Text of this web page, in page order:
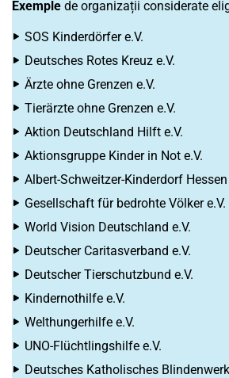
Exemple de organizații considerate
SOS Kinderdörfer e.V.
Deutsches Rotes Kreuz e.V.
Ärzte ohne Grenzen e.V.
Tierärzte ohne Grenzen e.V.
Aktion Deutschland Hilft e.V.
Aktionsgruppe Kinder in Not e.V.
Albert-Schweitzer-Kinderdorf Hessen
Gesellschaft für bedrohte Völker e.V.
World Vision Deutschland e.V.
Deutscher Caritasverband e.V.
Deutscher Tierschutzbund e.V.
Kindernothilfe e.V.
Welthungerhilfe e.V.
UNO-Flüchtlingshilfe e.V.
Deutsches Katholisches Blindenwerk